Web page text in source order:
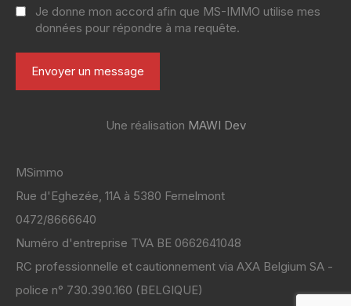
Je donne mon accord afin que MS-IMMO utilise mes
données pour répondre à ma requête.
Une réalisation MAWI Dev
MSimmo
Rue d'Eghezée, 11A à 5380 Fernelmont
0472/8666640
Numéro d'entreprise TVA BE 0662641048
RC professionnelle et cautionnement via AXA Belgium SA -
police n° 730.390.160 (BELGIQUE)